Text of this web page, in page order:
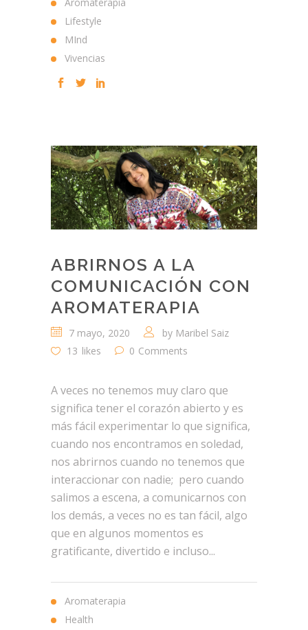
Lifestyle
MInd
Vivencias
ABRIRNOS A LA
COMUNICACIÓN CON
AROMATERAPIA
7 mayo, 2020 by Maribel Saiz
13 likes 0 Comments
A veces no tenemos muy claro que
significa tener el corazón abierto y es
más fácil experimentar lo que significa,
cuando nos encontramos en soledad,
nos abrirnos cuando no tenemos que
interaccionar con nadie; pero cuando
salimos a escena, a comunicarnos con
los demás, a veces no es tan fácil, algo
que en algunos momentos es
gratificante, divertido e incluso...
Aromaterapia
Health